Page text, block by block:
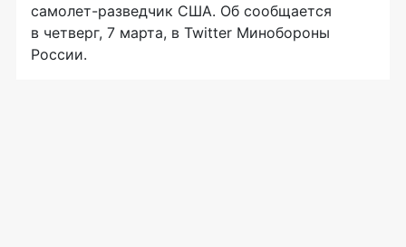
самолет-разведчик США. Об сообщается
в четверг, 7 марта, в Twitter Минобороны
России.